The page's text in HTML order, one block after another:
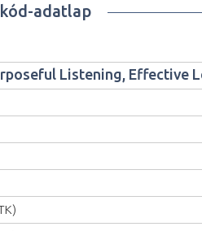
adatlap
Listening, Effective